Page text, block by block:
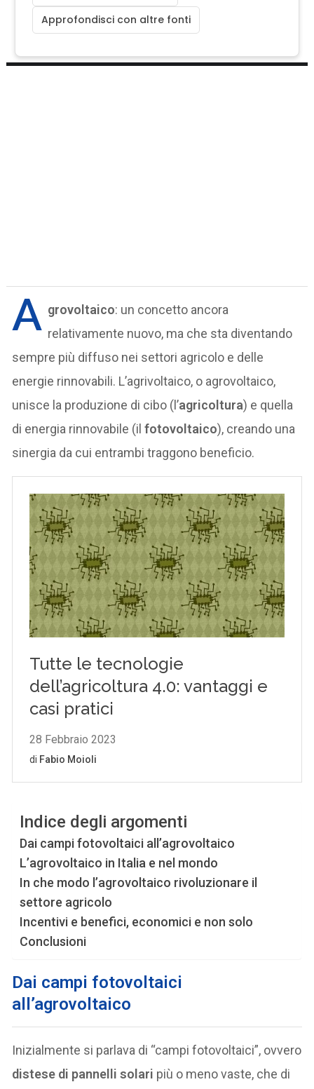
Approfondisci con altre fonti
A grovoltaico: un concetto ancora
relativamente nuovo, ma che sta diventando
sempre più diffuso nei settori agricolo e delle
energie rinnovabili. L’agrivoltaico, o agrovoltaico,
unisce la produzione di cibo (l’agricoltura) e quella
di energia rinnovabile (ilfotovoltaico), creando una
sinergia da cui entrambi traggono beneficio.
Indice degli argomenti
Dai campi fotovoltaici all’agrovoltaico
L’agrovoltaico in Italia e nel mondo
In che modo l’agrovoltaico rivoluzionare il
settore agricolo
Incentivi e benefici, economici e non solo
Conclusioni
Dai campi fotovoltaici
all’agrovoltaico
Inizialmente si parlava di “campi fotovoltaici”, ovvero
distese di pannelli solari più o meno vaste, che di